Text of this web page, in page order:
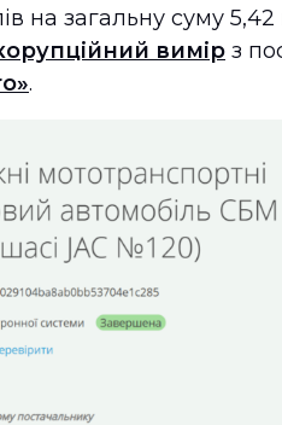
на загальну суму
вимір з
.